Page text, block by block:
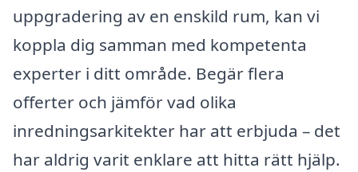
uppgradering av en enskild rum, kan vi
koppla dig samman med kompetenta
experter i ditt område. Begär flera
offerter och jämför vad olika
inredningsarkitekter har att erbjuda – det
har aldrig varit enklare att hitta rätt hjälp.